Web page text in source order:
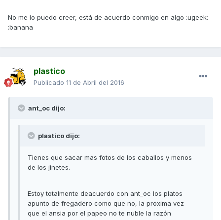
No me lo puedo creer, está de acuerdo conmigo en algo :ugeek:
:banana
plastico
Publicado 11 de Abril del 2016
ant_oc dijo:
plastico dijo:
Tienes que sacar mas fotos de los caballos y menos
de los jinetes.
Estoy totalmente deacuerdo con ant_oc los platos
apunto de fregadero como que no, la proxima vez
que el ansia por el papeo no te nuble la razón